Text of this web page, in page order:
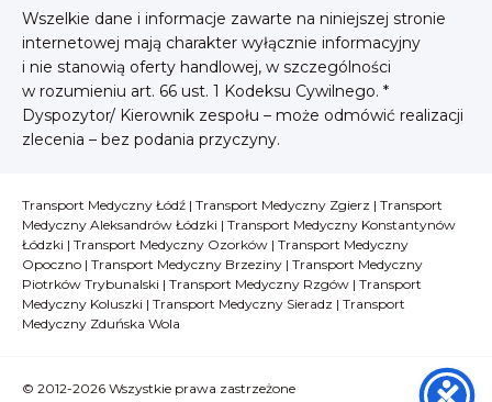
Wszelkie dane i informacje zawarte na niniejszej stronie
internetowej mają charakter wyłącznie informacyjny
i nie stanowią oferty handlowej, w szczególności
w rozumieniu art. 66 ust. 1 Kodeksu Cywilnego. *
Dyspozytor/ Kierownik zespołu – może odmówić realizacji
zlecenia – bez podania przyczyny.
Transport Medyczny Łódź | Transport Medyczny Zgierz | Transport
Medyczny Aleksandrów Łódzki | Transport Medyczny Konstantynów
Łódzki | Transport Medyczny Ozorków | Transport Medyczny
Opoczno | Transport Medyczny Brzeziny | Transport Medyczny
Piotrków Trybunalski | Transport Medyczny Rzgów | Transport
Medyczny Koluszki | Transport Medyczny Sieradz | Transport
Medyczny Zduńska Wola
© 2012-2026 Wszystkie prawa zastrzeżone